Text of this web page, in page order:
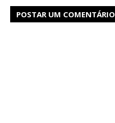
POSTAR UM COMENTÁRIO